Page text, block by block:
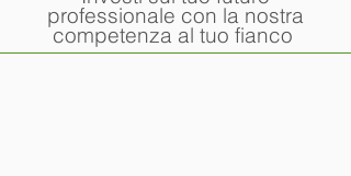
professionale con la nostra
competenza al tuo fianco